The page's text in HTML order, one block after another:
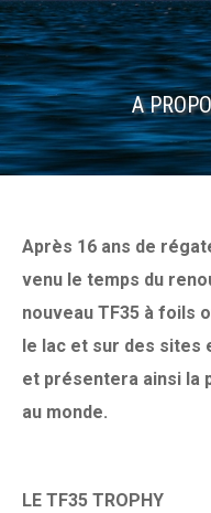
A
Après 16 ans de
venu le temps du
nouveau TF35 à foils
le lac et sur des sites
et présentera ainsi la
au monde.
LE TF35 TROPHY